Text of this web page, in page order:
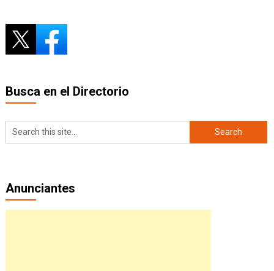
Busca en el Directorio
Anunciantes